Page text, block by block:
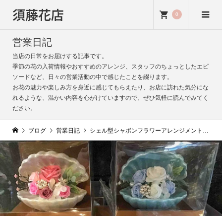
須藤花店 0
営業日記
当店の日常をお届けする記事です。
季節の花の入荷情報やおすすめのアレンジ、スタッフのちょっとしたエピ
ソードなど、日々の営業活動の中で感じたことを綴ります。
お花の魅力や楽しみ方を身近に感じてもらえたり、お店に訪れた気分にな
れるような、温かい内容を心がけていますので、ぜひ気軽に読んでみてく
ださい。
ブログ 営業日記 シェル型シャボンフラワーアレンジメントが新登場｜夏のギフトにぴったり！